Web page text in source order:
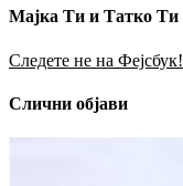
Мајка Ти и Татко Ти
Следете не на Фејсбук!
Слични објави